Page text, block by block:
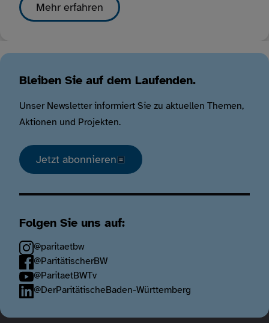
Mehr erfahren
Bleiben Sie auf dem Laufenden.
Unser Newsletter informiert Sie zu aktuellen Themen,
Aktionen und Projekten.
Jetzt abonnieren
Folgen Sie uns auf:
@paritaetbw
@ParitätischerBW
@ParitaetBWTv
@DerParitätischeBaden-Württemberg